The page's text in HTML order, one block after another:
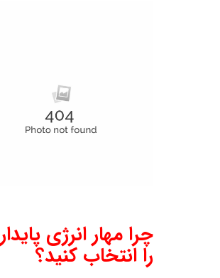
چرا مهار انرژی
را انتخاب کنید؟